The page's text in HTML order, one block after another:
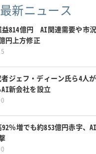
最新ニュース
益814億円 AI関連需要や市
円上方修正
ジェフ・ディーン氏ら4人
新会社を設立
92％増でも約853億円赤字、